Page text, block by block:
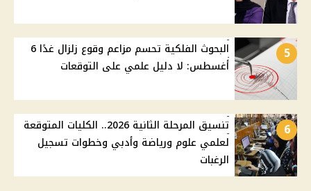
5
البحوث الفلكية تحسم مزاعم وقوع زلزال غدًا 6
أغسطس: لا دليل علمي على التوقعات
6
تنسيق المرحلة الثانية 2026.. الكليات المتوقعة
لعلمي علوم ورياضة وأدبي وخطوات تسجيل
الرغبات